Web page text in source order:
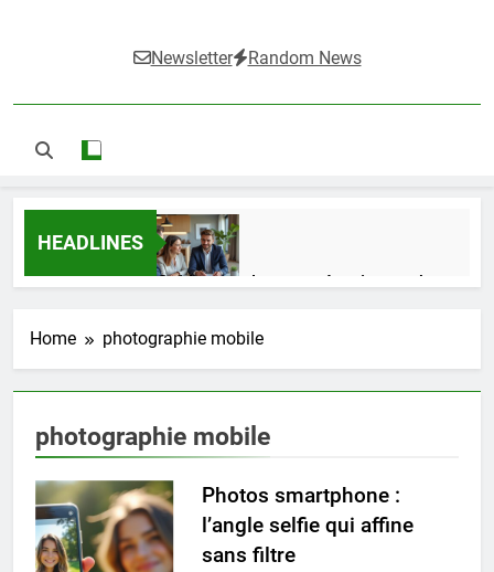
Newsletter Random News
HEADLINES
Guide complet pour réussir un achat
2 Semaines Ago
impact dans le domaine médical
4 Mois Ago
Quel est le salaire de Myriam Seurat en
2025 ?
Home photographie mobile
photographie mobile
Photos smartphone :
l’angle selfie qui affine
sans filtre